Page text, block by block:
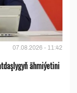
07.08.2026 - 11:42
ähmiýetini